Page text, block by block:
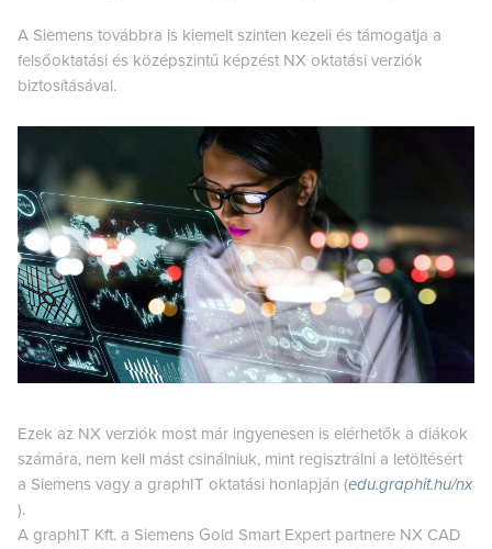
A Siemens továbbra is kiemelt szinten kezeli és támogatja a
felsőoktatási és középszintű képzést NX oktatási verziók
biztosításával.
Ezek az NX verziók most már ingyenesen is elérhetők a diákok
számára, nem kell mást csinálniuk, mint regisztrálni a letöltésért
a Siemens vagy a graphIT oktatási honlapján (edu.graphit.hu/nx
).
A graphIT Kft. a Siemens Gold Smart Expert partnere NX CAD